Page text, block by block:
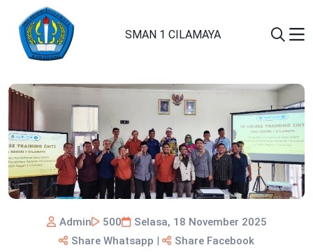
SMAN 1 CILAMAYA
Admin 500
Selasa, 18 November 2025
Share Whatsapp | Share Facebook